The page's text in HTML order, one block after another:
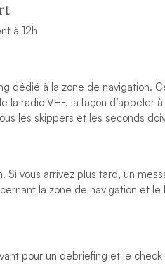
à 12h
dédié à la zone de navigation.
la radio VHF, la façon d’appeler
les skippers et les seconds
Si vous arrivez plus tard, un
la zone de navigation et
pour un debriefing et le check